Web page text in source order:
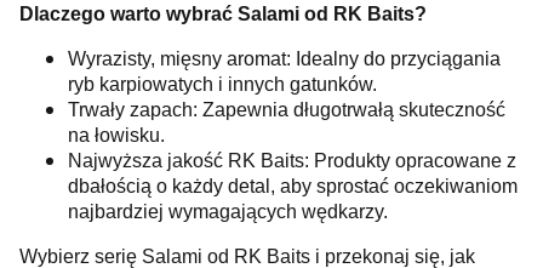
Dlaczego warto wybrać Salami od RK Baits?
Wyrazisty, mięsny aromat: Idealny do przyciągania
ryb karpiowatych i innych gatunków.
Trwały zapach: Zapewnia długotrwałą skuteczność
na łowisku.
Najwyższa jakość RK Baits: Produkty opracowane z
dbałością o każdy detal, aby sprostać oczekiwaniom
najbardziej wymagających wędkarzy.
Wybierz serię Salami od RK Baits i przekonaj się, jak